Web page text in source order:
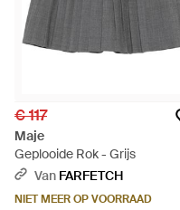
€ 117
Maje
Geplooide Rok - Grijs
Van FARFETCH
NIET MEER OP VOORRAAD